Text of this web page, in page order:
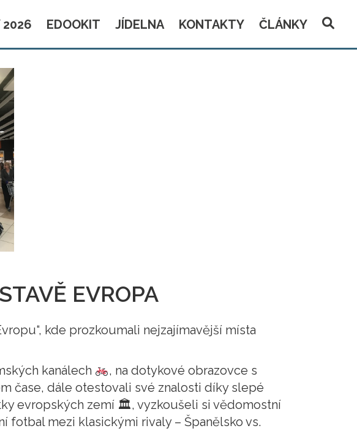
2026 EDOOKIT JÍDELNA KONTAKTY ČLÁNKY
EVROPA
kde prozkoumali nejzajímavější místa
kanálech
, na dotykové obrazovce s
čase, dále otestovali své znalosti díky slepé
evropských zemí 🏛, vyzkoušeli si vědomostní
fotbal mezi klasickými rivaly – Španělsko vs.